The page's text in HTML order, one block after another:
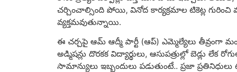
చర్చించాల్సింది పోయి, వినోద కార్యక్రమాల టికెట్ల
వ్యక్తమవుతున్నాయి.
ఈ చర్చపై ఆమ్ ఆద్మీ పార్టీ (ఆప్) ఎమ్మెల్యేలు తీవ్రంగా
అడ్మిషన్లు దొరకక విద్యార్థులు, ఆసుపత్రుల్లో బెడ్లు లేక
సామాన్యులు ఇబ్బందులు పడుతుంటే.. ప్రజా